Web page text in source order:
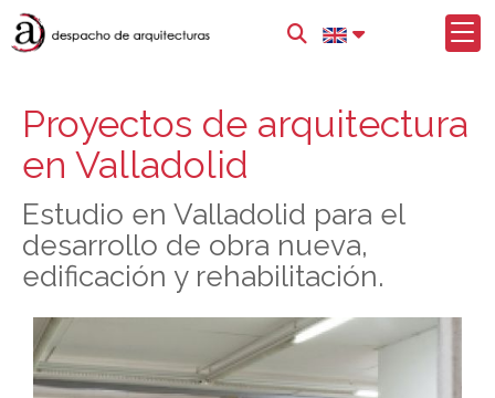
Proyectos de arquitectura
en Valladolid
Estudio en Valladolid para el
desarrollo de obra nueva,
edificación y rehabilitación.